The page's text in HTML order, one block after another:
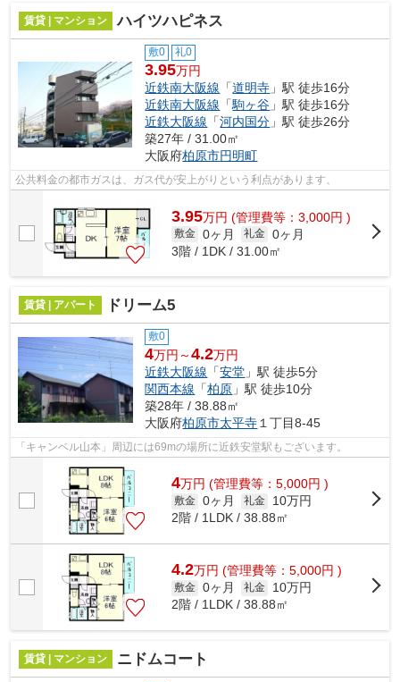
賃貸 | マンション ハイツハピネス
敷0 礼0
3.95万円
近鉄南大阪線 「道明寺 」駅 徒歩16分
近鉄南大阪線 「駒ヶ谷 」駅 徒歩16分
近鉄大阪線 「河内国分 」駅 徒歩26分
築27年 / 31.00㎡
大阪府柏原市円明町
公共料金の都市ガスは、ガス代が安上がりという利点があります、
3.95万円 (管理費等：3,000円 )
敷金 0ヶ月 礼金 0ヶ月
3階 / 1DK / 31.00㎡
賃貸 | アパート ドリーム5
敷0
4万円～4.2万円
近鉄大阪線 「安堂 」駅 徒歩5分
関西本線 「柏原 」駅 徒歩10分
築28年 / 38.88㎡
大阪府柏原市太平寺 １丁目8-45
「キャンベル山本」周辺には69mの場所に近鉄安堂駅もございます。
4万円 (管理費等：5,000円 )
敷金 0ヶ月 礼金
10万円
2階 / 1LDK / 38.88㎡
4.2万円 (管理費等：5,000円 )
敷金 0ヶ月 礼金
10万円
2階 / 1LDK / 38.88㎡
賃貸 | マンション ニドムコート